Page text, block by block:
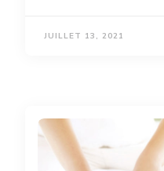
JUILLET 13, 2021